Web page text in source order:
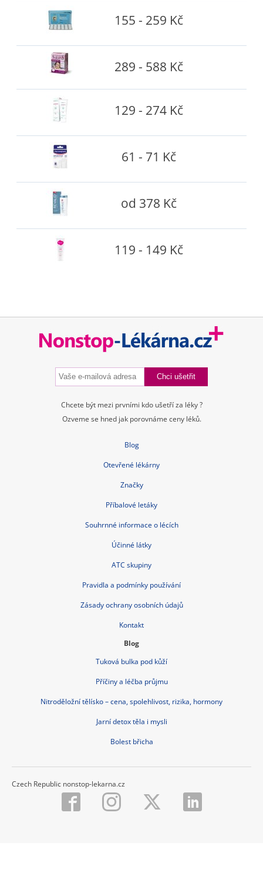
155 - 259 Kč
289 - 588 Kč
129 - 274 Kč
61 - 71 Kč
od 378 Kč
119 - 149 Kč
Chcete být mezi prvními kdo ušetří za léky ?
Ozveme se hned jak porovnáme ceny léků.
Blog
Otevřené lékárny
Značky
Příbalové letáky
Souhrnné informace o lécích
Účinné látky
ATC skupiny
Pravidla a podmínky používání
Zásady ochrany osobních údajů
Kontakt
Blog
Tuková bulka pod kůží
Příčiny a léčba průjmu
Nitroděložní tělísko – cena, spolehlivost, rizika, hormony
Jarní detox těla i mysli
Bolest břicha
Czech Republic nonstop-lekarna.cz